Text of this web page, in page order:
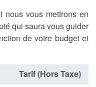
nous vous mettrons en
qui saura vous guider
de votre budget et
Tarif (Hors Taxe)